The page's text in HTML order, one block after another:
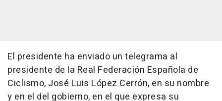
El presidente ha enviado un telegrama al
presidente de la Real Federación Española de
Ciclismo, José Luis López Cerrón, en su nombre
y en el del gobierno, en el que expresa su